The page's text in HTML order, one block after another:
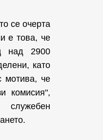
се очерта
е това, че
над 2900
като
мотива, че
комисия",
служебен